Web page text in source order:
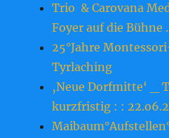
Trio & Carovana
Foyer auf die Bühne
25°Jahre
Tyrlaching
‚Neue Dorfmitte‘ _
kurzfristig : :